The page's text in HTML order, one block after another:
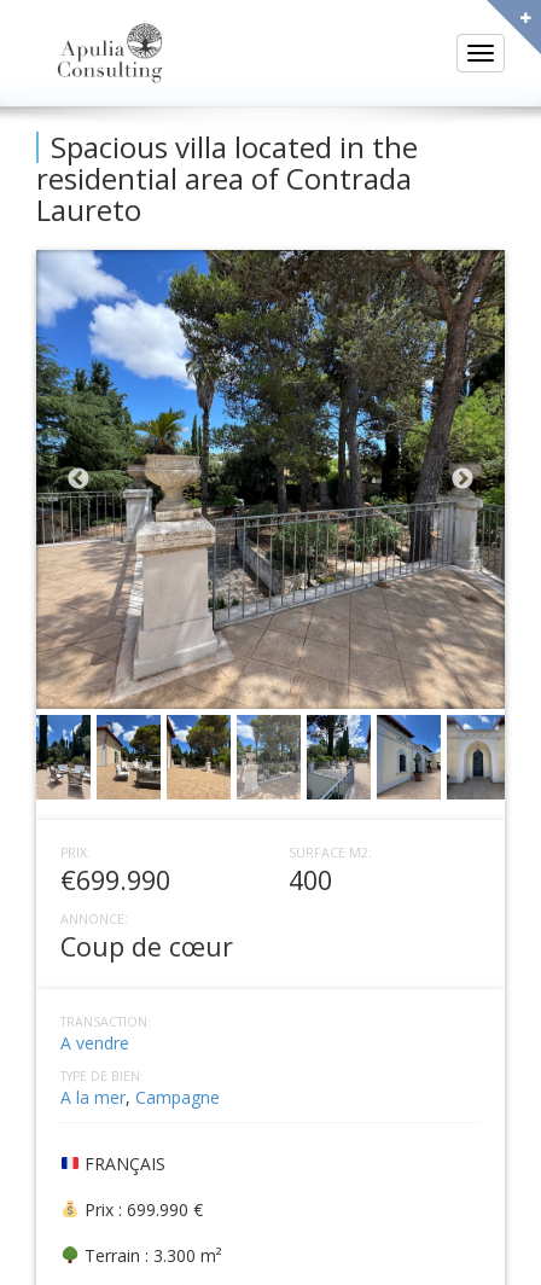
Toggle
Spacious villa located in the
residential area of Contrada
Laureto
PRIX:
€699.990
SURFACE M2:
400
ANNONCE:
Coup de cœur
TRANSACTION:
A vendre
TYPE DE BIEN:
A la mer, Campagne
FRANÇAIS
Prix : 699.990 €
Terrain : 3.300 m²